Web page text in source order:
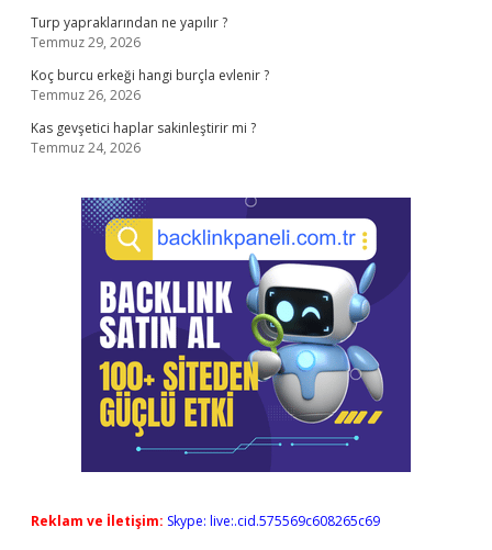
Turp yapraklarından ne yapılır ?
Temmuz 29, 2026
Koç burcu erkeği hangi burçla evlenir ?
Temmuz 26, 2026
Kas gevşetici haplar sakinleştirir mi ?
Temmuz 24, 2026
Reklam ve İletişim: Skype: live:.cid.575569c608265c69